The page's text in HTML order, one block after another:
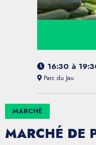
16:30 à
Parc du Jau
MARCHÉ
MARCHÉ DE